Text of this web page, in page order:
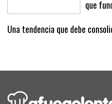
que
Una tendencia que debe